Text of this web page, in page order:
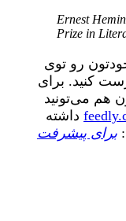
Ernest
Prize in
رو توی
کنید. برای
هم می‌تونید
داشته
برای پیشرفت